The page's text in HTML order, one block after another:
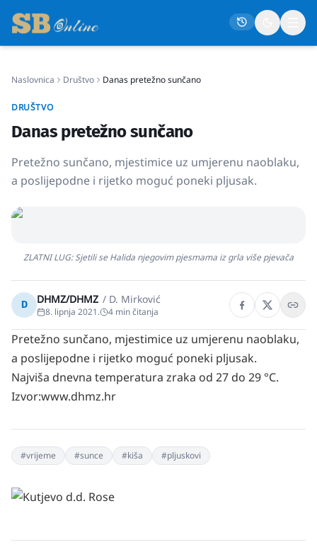
Gospodarstvo
Crna kronika
Osmrtnice
Naslovnica Društvo Danas pretežno sunčano
DRUŠTVO
Danas pretežno sunčano
Pretežno sunčano, mjestimice uz umjerenu naoblaku,
a poslijepodne i rijetko moguć poneki pljusak.
ZLATNI LUG: Sjetili se Halida njegovim pjesmama iz grla više pjevača
D DHMZ/DHMZ / D. Mirković
8. lipnja 2021. 4 min čitanja
Pretežno sunčano, mjestimice uz umjerenu naoblaku,
a poslijepodne i rijetko moguć poneki pljusak.
Najviša dnevna temperatura zraka od 27 do 29 °C.
Izvor:www.dhmz.hr
#vrijeme #sunce #kiša #pljuskovi